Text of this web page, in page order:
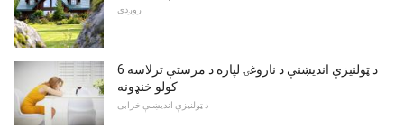
روږدي
6 د ټولنیزې اندیښنې د ناروغۍ لپاره د مرستې ترلاسه
کولو خنډونه
د ټولنیزې اندیښنې خرابی